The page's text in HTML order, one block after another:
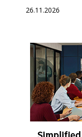
26.11.2026